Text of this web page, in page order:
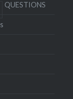
QUESTIONS